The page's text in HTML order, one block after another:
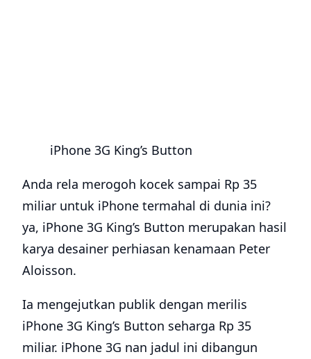
iPhone 3G King’s Button
Anda rela merogoh kocek sampai Rp 35
miliar untuk iPhone termahal di dunia ini?
ya, iPhone 3G King’s Button merupakan hasil
karya desainer perhiasan kenamaan Peter
Aloisson.
Ia mengejutkan publik dengan merilis
iPhone 3G King’s Button seharga Rp 35
miliar. iPhone 3G nan jadul ini dibangun